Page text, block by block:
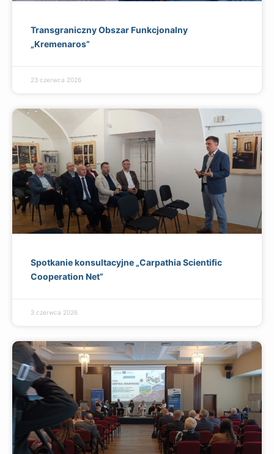
Transgraniczny Obszar Funkcjonalny
„Kremenaros”
23 czerwca 2026
Spotkanie konsultacyjne „Carpathia Scientific
Cooperation Net”
3 czerwca 2026